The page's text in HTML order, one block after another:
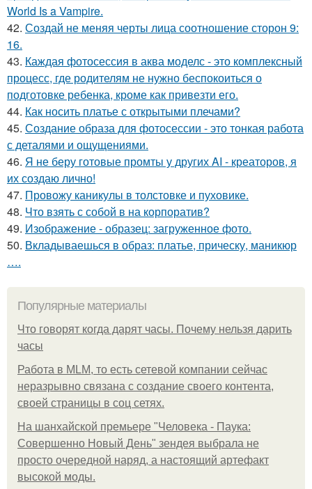
World Is a Vampire.
42. Создай не меняя черты лица соотношение сторон 9:
16.
43. Каждая фотосессия в аква моделс - это комплексный
процесс, где родителям не нужно беспокоиться о
подготовке ребенка, кроме как привезти его.
44. Как носить платье с открытыми плечами?
45. Создание образа для фотосессии - это тонкая работа
с деталями и ощущениями.
46. Я не беру готовые промты у других AI - креаторов, я
их создаю лично!
47. Провожу каникулы в толстовке и пуховике.
48. Что взять с собой в на корпоратив?
49. Изображение - образец: загруженное фото.
50. Вкладываешься в образ: платье, прическу, маникюр
….
Популярные материалы
Что говорят когда дарят часы. Почему нельзя дарить
часы
Работа в MLM, то есть сетевой компании сейчас
неразрывно связана с создание своего контента,
своей страницы в соц сетях.
На шанхайской премьере "Человека - Паука:
Совершенно Новый День" зендея выбрала не
просто очередной наряд, а настоящий артефакт
высокой моды.